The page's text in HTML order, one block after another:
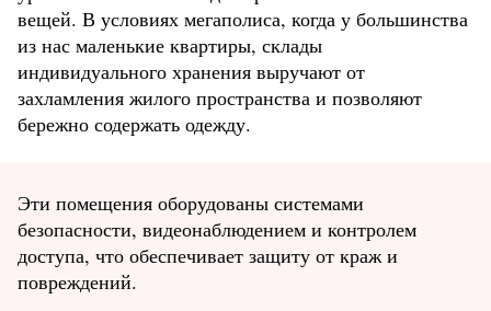
вещей. В условиях мегаполиса, когда у большинства
из нас маленькие квартиры, склады
индивидуального хранения выручают от
захламления жилого пространства и позволяют
бережно содержать одежду.
Эти помещения оборудованы системами
безопасности, видеонаблюдением и контролем
доступа, что обеспечивает защиту от краж и
повреждений.